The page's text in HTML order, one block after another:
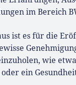
im Bereich
ist es für die
wie
ein